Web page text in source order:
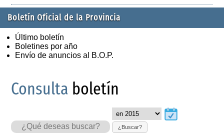
Boletín Oficial de la Provincia
Último boletín
Boletines por año
Envío de anuncios al B.O.P.
Consulta boletín
¿Buscar?